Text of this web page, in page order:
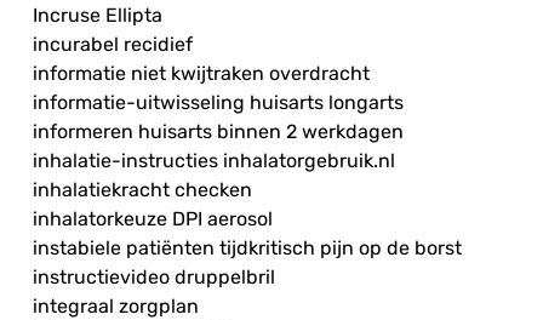
Incruse Ellipta
incurabel recidief
informatie niet kwijtraken overdracht
informatie-uitwisseling huisarts longarts
informeren huisarts binnen 2 werkdagen
inhalatie-instructies inhalatorgebruik.nl
inhalatiekracht checken
inhalatorkeuze DPI aerosol
instabiele patiënten tijdkritisch pijn op de borst
instructievideo druppelbril
integraal zorgplan